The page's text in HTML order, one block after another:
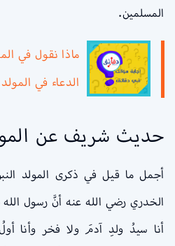
المسلمين.
ماذا نقول في
الدعاء في
حديث شريف عن
أجمل ما قيل في ذكرى المولد
الخدري رضي الله عنه أنَّ رسول
أنا سيدُ ولدِ آدمَ ولا فخر وأنا